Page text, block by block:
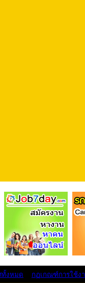
ทั้งหมด กฏเกณฑ์การใช้ง